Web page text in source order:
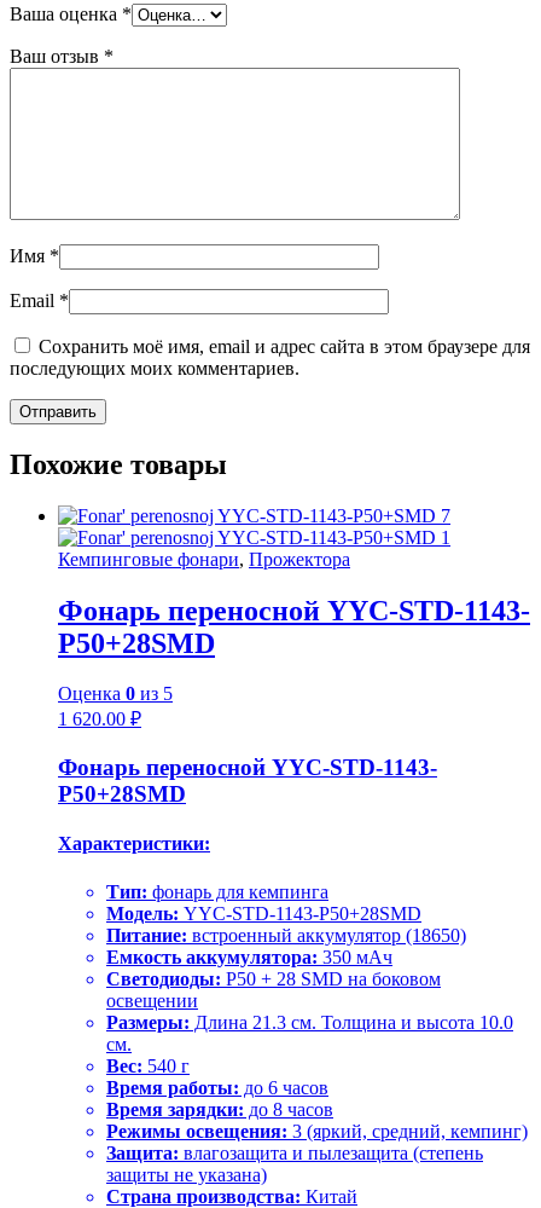
Ваша оценка *
Ваш отзыв *
Имя *
Email *
Сохранить моё имя, email и адрес сайта в этом браузере для
последующих моих комментариев.
Похожие товары
Кемпинговые фонари, Прожектора
Фонарь переносной YYC-STD-1143-
P50+28SMD
Оценка 0 из 5
1 620.00 ₽
Фонарь переносной YYC-STD-1143-
P50+28SMD
Характеристики:
Тип: фонарь для кемпинга
Модель: YYC-STD-1143-P50+28SMD
Питание: встроенный аккумулятор (18650)
Емкость аккумулятора: 350 мАч
Светодиоды: P50 + 28 SMD на боковом
освещении
Размеры: Длина 21.3 см. Толщина и высота 10.0
см.
Вес: 540 г
Время работы: до 6 часов
Время зарядки: до 8 часов
Режимы освещения: 3 (яркий, средний, кемпинг)
Защита: влагозащита и пылезащита (степень
защиты не указана)
Страна производства: Китай